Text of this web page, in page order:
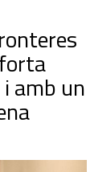
amb un